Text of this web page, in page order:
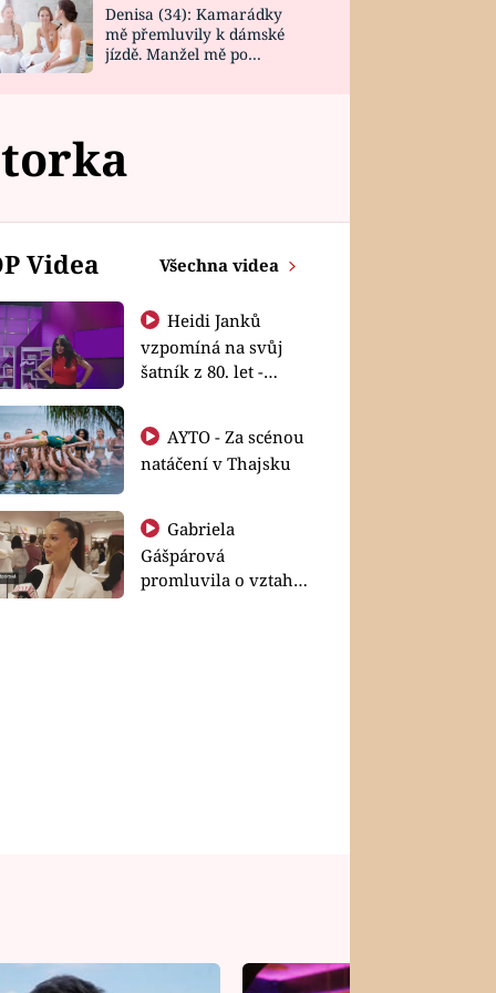
Denisa (34): Kamarádky
mě přemluvily k dámské
jízdě. Manžel mě po
Videa Všechna videa
Heidi Janků
vzpomíná na svůj
šatník z 80. let -
natáčení v Thajsku
Gabriela
Gášpárová
promluvila o vztahu